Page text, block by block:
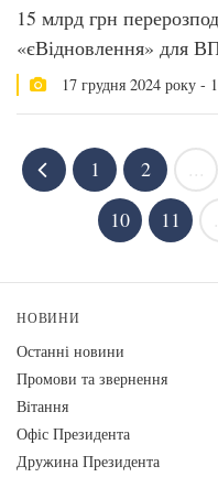
15 млрд грн
«єВідновлення» для
17 грудня 2024 року -
1 2
10
11
НОВИНИ
Останні новини
Промови та звернення
Вiтання
Офіс Президента
Дружина Президента